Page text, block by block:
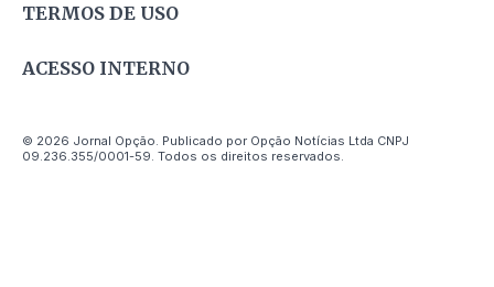
TERMOS DE USO
ACESSO INTERNO
© 2026 Jornal Opção. Publicado por Opção Notícias Ltda CNPJ
09.236.355/0001-59. Todos os direitos reservados.